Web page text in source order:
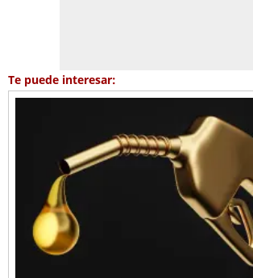
Te puede interesar: